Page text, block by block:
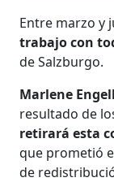
Entre marzo y
trabajo con
de Salzburgo.
Marlene
resultado de
retirará esta
que prometió
de